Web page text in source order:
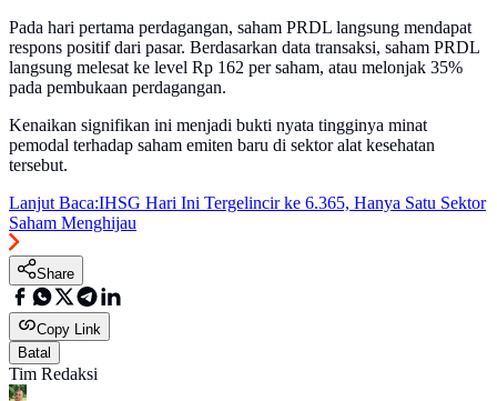
Pada hari pertama perdagangan, saham PRDL langsung mendapat
respons positif dari pasar. Berdasarkan data transaksi, saham PRDL
langsung melesat ke level Rp 162 per saham, atau melonjak 35%
pada pembukaan perdagangan.
Kenaikan signifikan ini menjadi bukti nyata tingginya minat
pemodal terhadap saham emiten baru di sektor alat kesehatan
tersebut.
Lanjut Baca:IHSG Hari Ini Tergelincir ke 6.365, Hanya Satu Sektor
Saham Menghijau
Share
Copy Link
Batal
Tim Redaksi